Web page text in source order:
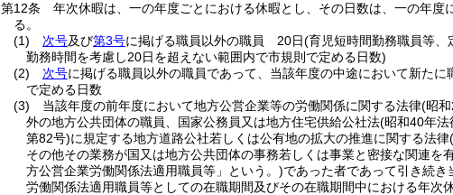
第12条
年次休暇は、一の年度ごとにおける休暇とし、その日数は、一の年度
る。
(1)
次号及び第3号に掲げる職員以外の職員 20日(育児短時間勤務職員等、
勤務時間を考慮し20日を超えない範囲内で市規則で定める日数)
(2)
次号に掲げる職員以外の職員であって、当該年度の中途において新た
で定める日数
(3)
当該年度の前年度において地方公営企業等の労働関係に関する法律(昭
外の地方公共団体の職員、国家公務員又は地方住宅供給公社法(昭和40年法
第82号)に規定する地方道路公社若しくは公有地の拡大の推進に関する法律
その他その業務が国又は地方公共団体の事務若しくは事業と密接な関連
方公営企業労働関係法適用職員等」という。)であった者であって引き続
労働関係法適用職員等としての在職期間及びその在職期間中における年次